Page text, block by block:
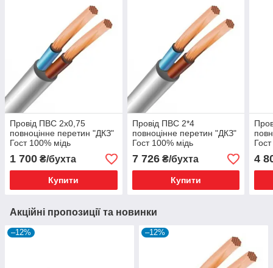
Провід ПВС 2х0,75
повноцінне перетин "ДКЗ"
Гост 100% мідь
1 700 ₴/бухта
Купити
Провід ПВС 2*4
повноцінне перетин "ДКЗ"
Гост 100% мідь
7 726₴/бухта
Купити
4
Акційні пропозиції та новинки
–12% –12%